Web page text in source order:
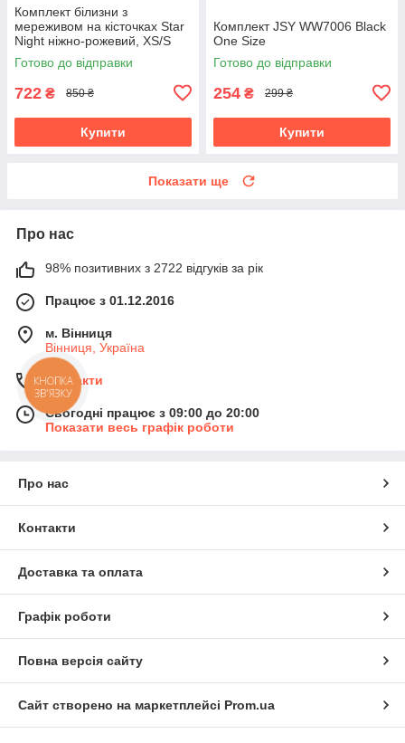
Комплект білизни з
мереживом на кісточках Star
Night ніжно-рожевий, XS/S
Готово до відправки
722 ₴ 850 ₴
Купити
Комплект JSY WW7006 Black
One Size
Готово до відправки
254 ₴ 299 ₴
Купити
Показати ще
Про нас
98% позитивних з 2722 відгуків за рік
Працює з 01.12.2016
м. Вінниця
Вінниця, Україна
Контакти
Сьогодні працює з 09:00 до 20:00
Показати весь графік роботи
Про нас
Контакти
Доставка та оплата
Графік роботи
Повна версія сайту
Сайт створено на маркетплейсі Prom.ua
КНОПКА
ЗВ'ЯЗКУ